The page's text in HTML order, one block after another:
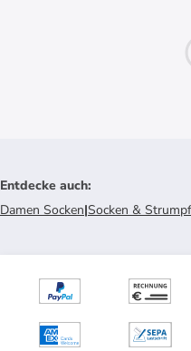
Entdecke auch:
Damen Socken|Socken &